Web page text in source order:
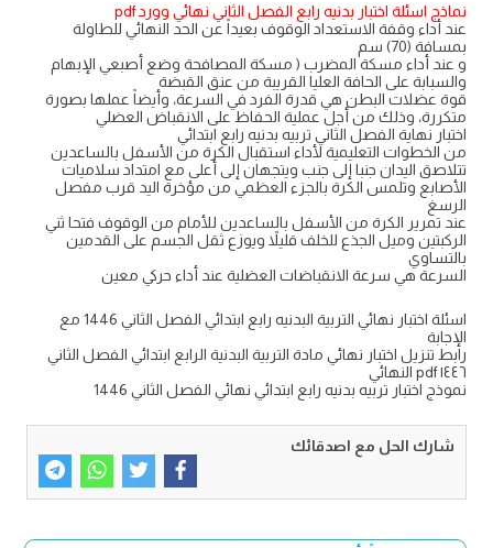
نماذج اسئلة اختبار بدنيه رابع الفصل الثاني نهائي وورد pdf
عند أداء وقفة الاستعداد الوقوف بعيداً عن الحد النهائي للطاولة
بمسافة (70) سم
و عند أداء مسكة المضرب ( مسكة المصافحة وضع أصبعي الإبهام
والسبابة على الحافة العليا القريبة من عنق القبضة
قوة عضلات البطن هي قدرة الفرد في السرعة، وأيضاً عملها بصورة
متكررة، وذلك من أجل عملية الحفاظ على الانقباض العضلي
اختبار نهاية الفصل الثاني تربيه بدنيه رابع ابتدائي
من الخطوات التعليمية لأداء استقبال الكرة من الأسفل بالساعدين
تتلاصق اليدان جنبا إلى جنب ويتجهان إلى أعلى مع امتداد سلاميات
الأصابع وتلمس الكرة بالجزء العظمي من مؤخرة اليد قرب مفصل
الرسغ
عند تمرير الكرة من الأسفل بالساعدين للأمام من الوقوف فتحا ثني
الركبتين وميل الجذع للخلف قليلاً ويوزع ثقل الجسم على القدمين
بالتساوي
السرعة هي سرعة الانقباضات العضلية عند أداء حركي معين
اسئلة اختبار نهائي التربية البدنيه رابع ابتدائي الفصل الثاني 1446 مع
الإجابة
رابط تنزيل اختبار نهائي مادة التربية البدنية الرابع ابتدائي الفصل الثاني
١٤٤٦ pdf النهائي
نموذج اختبار تربيه بدنيه رابع ابتدائي نهائي الفصل الثاني 1446
شارك الحل مع اصدقائك